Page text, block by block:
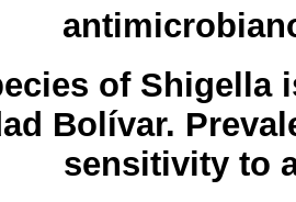
of Shigella
Bolívar.
sensitivity to